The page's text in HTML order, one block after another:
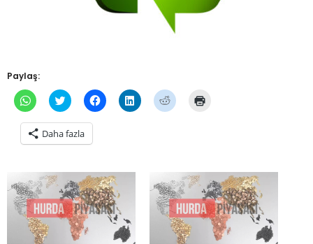
Paylaş:
WhatsApp'ta
paylaşmak
tıklayın
(Yeni
pencerede
Twitter
üzerinde
için
tıklayın
(Yeni
Facebook'ta
paylaşmak
Linkedln
üzerinden
Reddit
üzerinde
Daha fazla